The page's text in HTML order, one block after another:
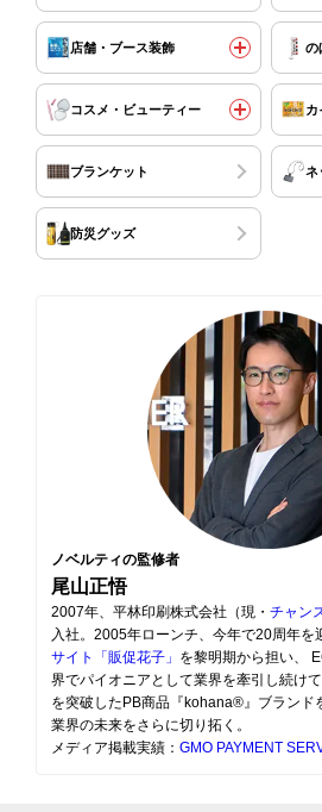
店舗・ブース装飾 の
コスメ・ビューティー カ
ブランケット ネ
防災グッズ
ノベルティの監修者
尾山正悟
2007年、平林印刷株式会社（現・ チャン
入社。2005年ローンチ、今年で20周年を
サイト「販促花子」 を黎明期から担い、
界でパイオニアとして業界を牽引し続け
を突破したPB商品『kohana®』ブランド
業界の未来をさらに切り拓く。
メディア掲載実績： GMO PAYMENT